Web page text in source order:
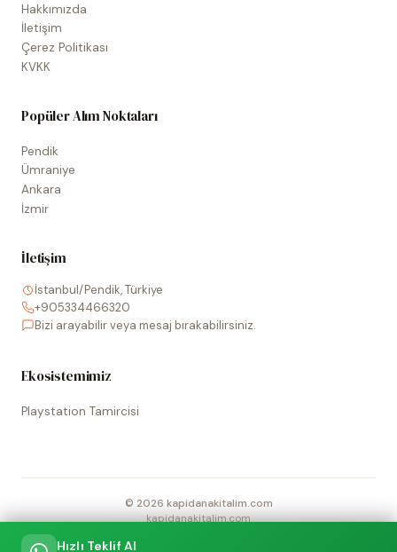
Hızlı Teklif Al
Hakkımızda
İletişim
Çerez Politikası
KVKK
Popüler Alım Noktaları
Pendik
Ümraniye
Ankara
İzmir
İletişim
İstanbul/Pendik, Türkiye
+905334466320
Bizi arayabilir veya mesaj bırakabilirsiniz.
Ekosistemimiz
Playstation Tamircisi
© 2026 kapidanakitalim.com
kapidanakitalim.com
Sitede kullanılan tüm marka, logo ve görseller ilgili hak sahiplerine